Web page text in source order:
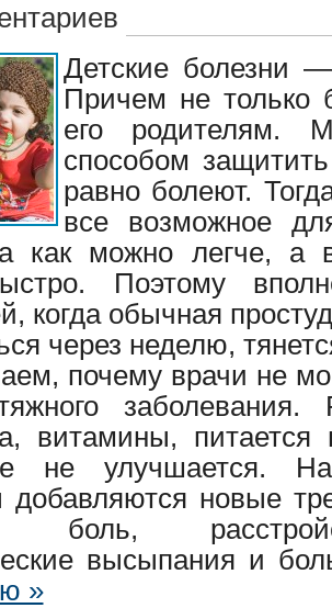
Детские болезни
Причем не только
его родителям.
способом
равно болеют.
все возможное
как можно легче, а
Поэтому
когда обычная
через неделю,
почему врачи не
витамины,
не улучшается.
добавляются новые
боль,
высыпания и
»